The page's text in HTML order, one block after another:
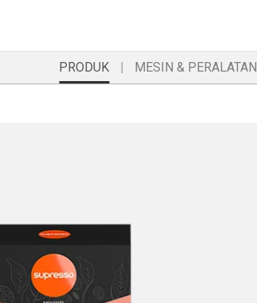
PRODUK MESIN & PERALATAN